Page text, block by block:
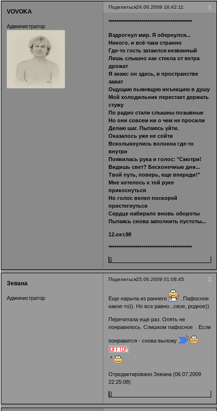
Поделиться 4
24.06.2009 16:42:11
VOVOKA
Администратор
*******************************************
Вздрогнул мир. Я обернулся...
Никого. и всё-таки странно
Где-то гость затаился незванный
Лишь слышно как стекла от ветра
дрожат
Я знаю: он здесь, в пространстве
зажат
Ощущаю пьянящую инъекцию в душу
Мой холодильник перестает держать
стужу
По радио стали слышны позывные
Но они совсем ни о чем не просили
Делаю шаг. Пытаюсь уйти.
Оказалось уже не сойти
Всколыхнулись волокна где-то
внутри
Появилась рука и голос: "Смотри!
Видишь свет? Бесконечные дни...
Твой путь, поверь, еще впереди!"
Мне хотелось к той руке
прикоснуться
Но голос велел поскорей
пристегнуться
Сердце набирало вновь обороты
Пытаясь снова заполнить пустоты...
12.окт.98
*******************************************
0
Поделиться 5
25.06.2009 01:08:45
Зевана
Администратор Еще нарыла из раннего
. Пафосное
какое-то)). Но все равно...свое, родное))
Перечитала еще раз. Опять не
понравилось. Слишком пафосное . Если
понравится - снова выложу
Отредактировано Зевана (06.07.2009
22:25:08)
0